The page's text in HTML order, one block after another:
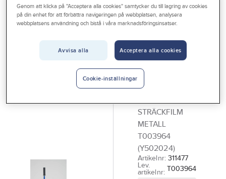
Kampanjer
Outlet
Gelia Produkter Arbetsplats
Hantering
Hållare för
sträckfilm
HÅLLARE W310
STRÄCKFILM
METALL
T003964
(Y502024)
Artikelnr: 311477
Lev.
artikelnr: T003964
Genom att klicka på "Acceptera alla cookies" samtycker du till lagring av cookies
på din enhet för att förbättra navigeringen på webbplatsen, analysera
webbplatsens användning och bistå i våra marknadsföringsinsatser.
Avvisa alla Acceptera alla cookies
Cookie-inställningar